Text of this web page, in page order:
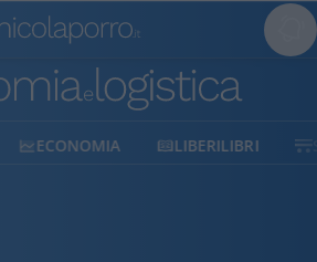
LIBERILIBRI SHOP SOSTIENICI